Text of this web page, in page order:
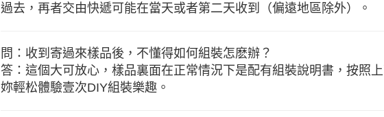
過去，再者交由快遞可能在當天或者第二天收到（偏遠地區除外）。
問：收到寄過來樣品後，不懂得如何組裝怎麽辦？
答：這個大可放心，樣品裏面在正常情況下是配有組裝說明書，按照
妳輕松體驗壹次DIY組裝樂趣。